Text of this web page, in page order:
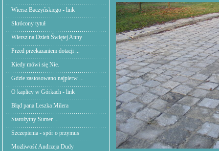
Wiersz Baczyńskiego - link
Skrócony tytuł
Wiersz na Dzień Świętej Anny
Przed przekazaniem dotacji ...
Kiedy mówi się Nie.
Gdzie zastosowano najpierw ...
O kaplicy w Górkach - link
Błąd pana Leszka Milera
Starożytny Sumer ...
Szczepienia - spór o przymus
Możliwość Andrzeja Dudy